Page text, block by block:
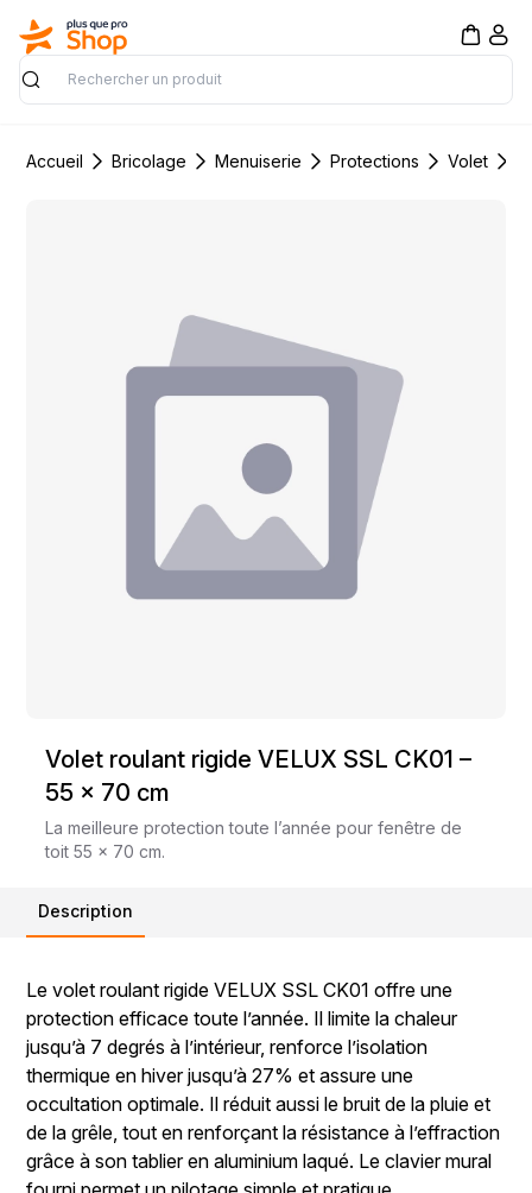
Rechercher
Accueil Bricolage Menuiserie Protections Volet
Volet roulant rigide VELUX SSL CK01 –
55 x 70 cm
La meilleure protection toute l’année pour fenêtre de
toit 55 x 70 cm.
Description
Le volet roulant rigide VELUX SSL CK01 offre une
protection efficace toute l’année. Il limite la chaleur
jusqu’à 7 degrés à l’intérieur, renforce l’isolation
thermique en hiver jusqu’à 27% et assure une
occultation optimale. Il réduit aussi le bruit de la pluie et
de la grêle, tout en renforçant la résistance à l’effraction
grâce à son tablier en aluminium laqué. Le clavier mural